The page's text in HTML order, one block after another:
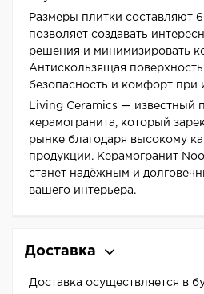
Размеры плитки составляют
позволяет создавать
решения и минимизировать
Антискользящая
безопасность и комфорт при
Living Ceramics — известный
керамогранита, который
рынке благодаря высокому
продукции. Керамогранит
станет надёжным и
вашего интерьера.
Доставка
Доставка осуществляется в